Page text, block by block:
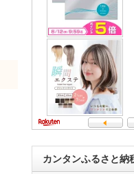
カンタンふるさと納